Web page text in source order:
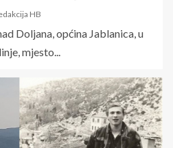
HB
Doljana, općina Jablanica, u
mjesto...